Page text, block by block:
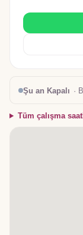
Şu an Kapalı ·
Tüm çalışma